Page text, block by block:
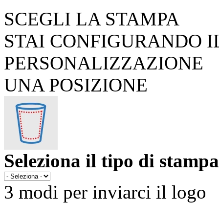
SCEGLI LA STAMPA
STAI CONFIGURANDO
PERSONALIZZAZIONE
UNA POSIZIONE
Seleziona il tipo di stampa
3 modi per inviarci il logo